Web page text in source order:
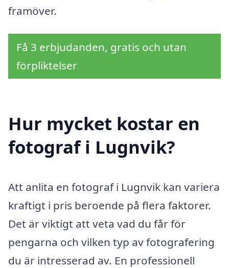
framöver.
Få 3 erbjudanden, gratis och utan
förpliktelser
Hur mycket kostar en
fotograf i Lugnvik?
Att anlita en fotograf i Lugnvik kan variera
kraftigt i pris beroende på flera faktorer.
Det är viktigt att veta vad du får för
pengarna och vilken typ av fotografering
du är intresserad av. En professionell